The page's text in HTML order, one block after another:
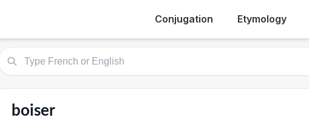
Conjugation Etymology
boiser